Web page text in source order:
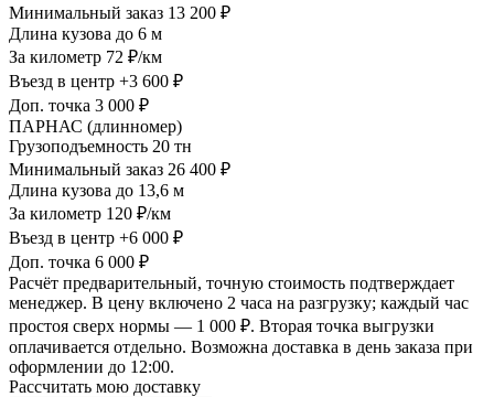
Минимальный заказ 13 200 ₽
Длина кузова до 6 м
За километр 72 ₽/км
Въезд в центр +3 600 ₽
Доп. точка 3 000 ₽
ПАРНАС (длинномер)
Грузоподъемность 20 тн
Минимальный заказ 26 400 ₽
Длина кузова до 13,6 м
За километр 120 ₽/км
Въезд в центр +6 000 ₽
Доп. точка 6 000 ₽
Расчёт предварительный, точную стоимость подтверждает
менеджер. В цену включено 2 часа на разгрузку; каждый час
простоя сверх нормы — 1 000 ₽. Вторая точка выгрузки
оплачивается отдельно. Возможна доставка в день заказа при
оформлении до 12:00.
Рассчитать мою доставку